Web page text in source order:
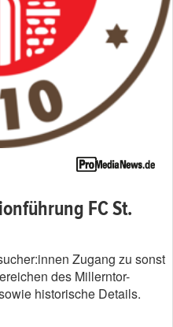
FC St.
Zugang zu sonst
des Millerntor-
historische Details.